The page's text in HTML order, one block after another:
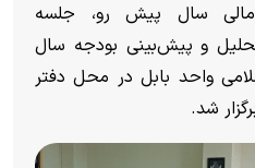
مالی سال پیش رو، جلسه
و پیش‌بینی بودجه سال
آزاد اسلامی واحد بابل در محل دفتر
شد.